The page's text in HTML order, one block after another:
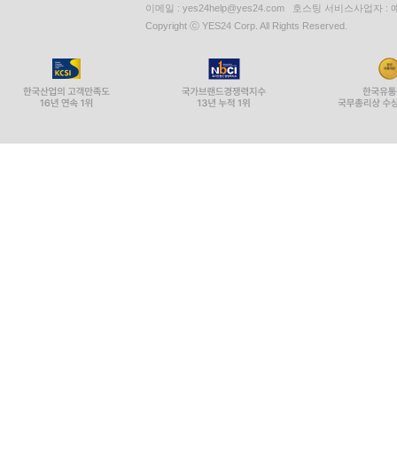
이메일 : yes24help@yes24.com 호스팅 서비스사업자 :
Copyright ⓒ YES24 Corp. All Rights Reserved.